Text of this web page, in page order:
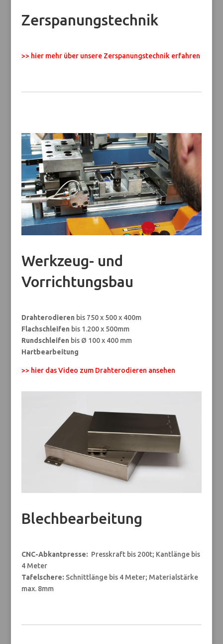
Zerspanungstechnik
>> hier mehr über unsere Zerspanungstechnik erfahren
Werkzeug- und
Vorrichtungsbau
Drahterodieren bis 750 x 500 x 400m
Flachschleifen bis 1.200 x 500mm
Rundschleifen bis Ø 100 x 400 mm
Hartbearbeitung
>> hier das Video zum Drahterodieren ansehen
Blechbearbeitung
CNC-Abkantpresse: Presskraft bis 200t; Kantlänge bis
4 Meter
Tafelschere: Schnittlänge bis 4 Meter; Materialstärke
max. 8mm